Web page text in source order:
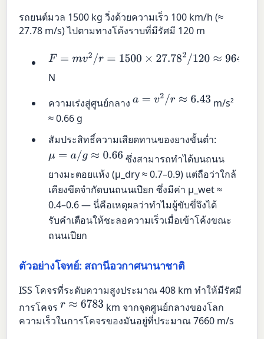
รถยนต์มวล 1500 kg วิ่งด้วยความเร็ว 100 km/h (≈
27.78 m/s) ไปตามทางโค้งราบที่มีรัศมี 120 m
F= mv 2/r=1500× 27.782 /120≈9645
N
ความเร่งสู่ศูนย์กลางa=v2 /r≈6.43
m/s²
≈ 0.66 g
สัมประสิทธิ์ความเสียดทานของยางขั้นต่ำ:
μ=a/ g≈0.66
ซึ่งสามารถทำได้บนถนน
ยางมะตอยแห้ง (μ_dry ≈ 0.7–0.9) แต่ถือว่าใกล้
เคียงขีดจำกัดบนถนนเปียก ซึ่งมีค่า μ_wet ≈
0.4–0.6 — นี่คือเหตุผลว่าทำไมผู้ขับขี่จึงได้
รับคำเตือนให้ชะลอความเร็วเมื่อเข้าโค้งขณะ
ถนนเปียก
ตัวอย่างโจทย์: สถานีอวกาศนานาชาติ
ISS โคจรที่ระดับความสูงประมาณ 408 km ทำให้มีรัศมี
การโคจรr≈6783
km จากจุดศูนย์กลางของโลก
ความเร็วในการโคจรของมันอยู่ที่ประมาณ 7660 m/s